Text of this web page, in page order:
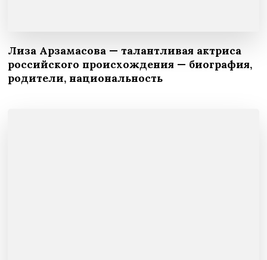
Лиза Арзамасова — талантливая актриса
российского происхождения — биография,
родители, национальность